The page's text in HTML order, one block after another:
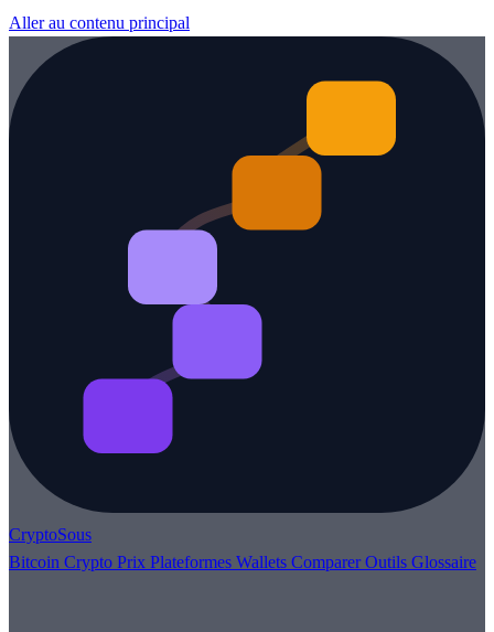
Aller au contenu principal
CryptoSous
Bitcoin Crypto Prix Plateformes Wallets ComparerOutils Glossaire